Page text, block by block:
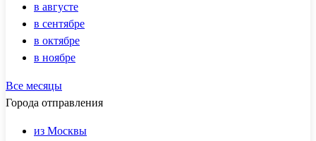
в августе
в сентябре
в октябре
в ноябре
Все месяцы
Города отправления
из Москвы